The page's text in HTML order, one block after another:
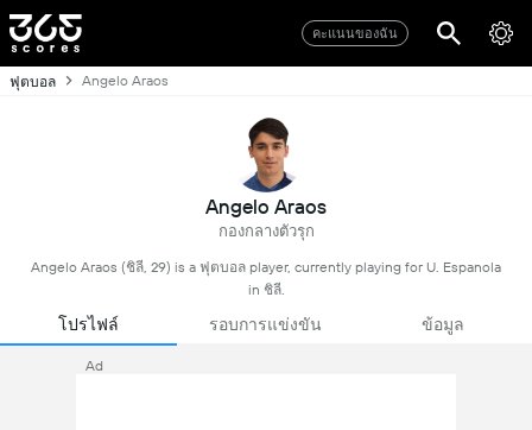
คะแนนของฉัน
ฟุตบอล Angelo Araos
Angelo Araos
กองกลางตัวรุก
Angelo Araos (ชิลี, 29) is a ฟุตบอล player, currently playing for U. Espanola
in ชิลี.
โปรไฟล์ รอบการแข่งขัน ข้อมูล
Ad